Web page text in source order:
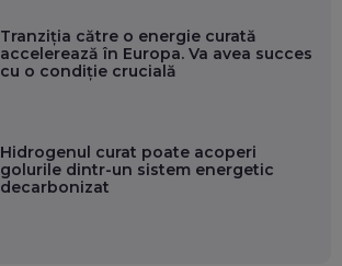
Tranziția către o energie curată
accelerează în Europa. Va avea succes
cu o condiție crucială
Hidrogenul curat poate acoperi
golurile dintr-un sistem energetic
decarbonizat